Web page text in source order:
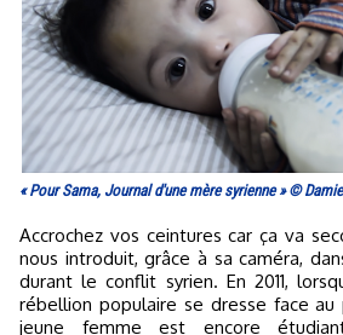
« Pour Sama, Journal d'une mère syrienne » ©
Accrochez vos ceintures car ça va secouer. Waad al-Kateab
nous introduit, grâce à sa caméra,
durant le conflit syrien. En 2011,
rébellion populaire se dresse face au
jeune femme est encore